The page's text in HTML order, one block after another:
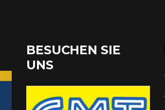
BESUCHEN SIE
UNS